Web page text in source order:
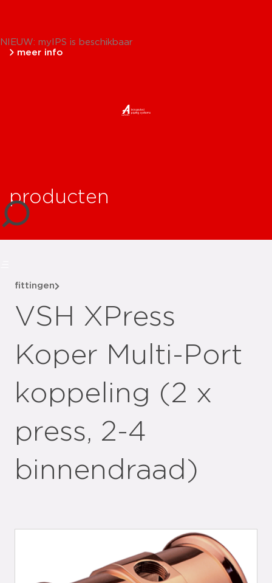
NIEUW: myIPS is beschikbaar
meer info
producten
fittingen
VSH XPress
Koper Multi-Port
koppeling (2 x
press, 2-4
binnendraad)